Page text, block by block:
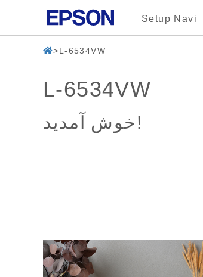
Setup Navi
L-6534VW
L-6534VW
خوش آمدید!